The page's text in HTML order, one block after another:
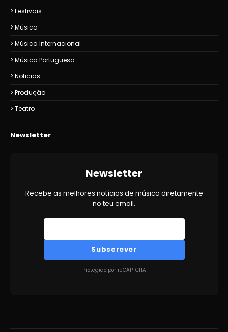
Festivais
Música
Música Internacional
Música Portuguesa
Noticias
Produção
Teatro
Newsletter
Newsletter
Recebe as melhores notícias de música diretamente
no teu email.
Subscrever
Protegido por reCAPTCHA